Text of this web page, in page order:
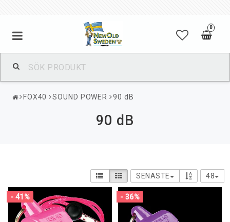
0
FOX40 SOUND POWER 90 dB
90 dB
SENASTE 48
- 41% - 36%